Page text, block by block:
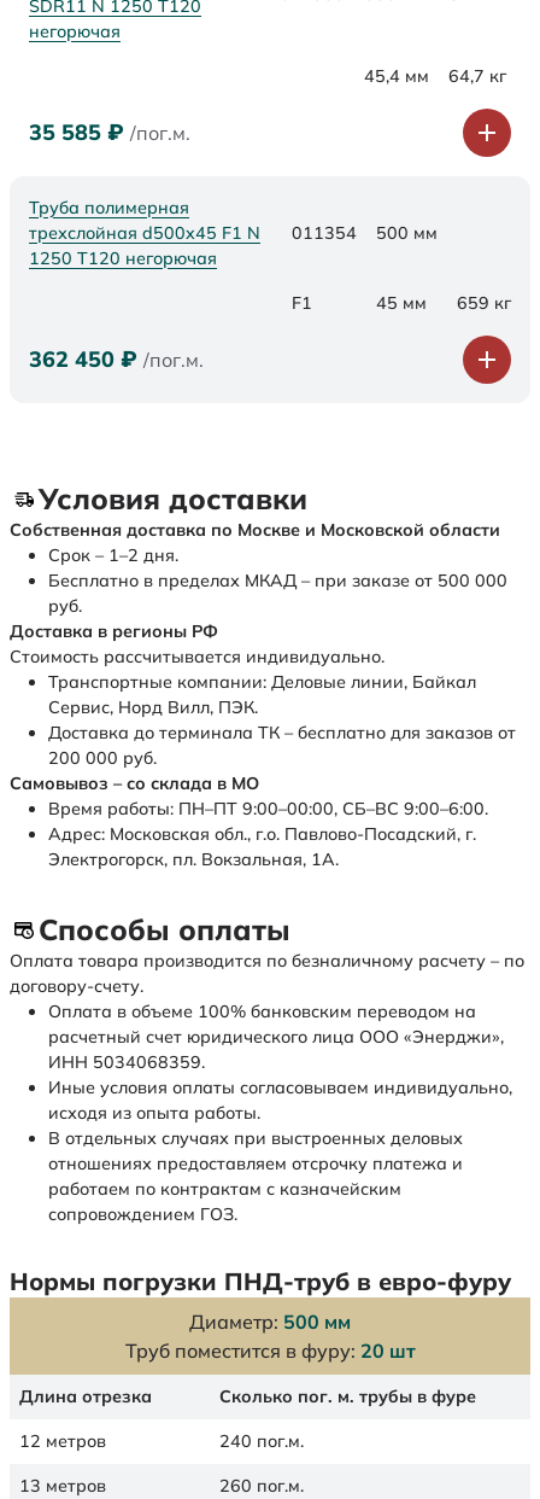
SDR11 N 1250 Т120
негорючая
45,4 мм 64,7 кг
35 585 ₽ /пог.м.
Труба полимерная
трехслойная d500x45 F1 N
1250 Т120 негорючая
011354 500 мм
F1 45 мм 659 кг
362 450 ₽ /пог.м.
Условия доставки
Собственная доставка по Москве и Московской области
Срок – 1–2 дня.
Бесплатно в пределах МКАД – при заказе от 500 000
руб.
Доставка в регионы РФ
Стоимость рассчитывается индивидуально.
Транспортные компании: Деловые линии, Байкал
Сервис, Норд Вилл, ПЭК.
Доставка до терминала ТК – бесплатно для заказов от
200 000 руб.
Самовывоз – со склада в МО
Время работы: ПН–ПТ 9:00–00:00, СБ–ВС 9:00–6:00.
Адрес: Московская обл., г.о. Павлово-Посадский, г.
Электрогорск, пл. Вокзальная, 1А.
Способы оплаты
Оплата товара производится по безналичному расчету – по
договору-счету.
Оплата в объеме 100% банковским переводом на
расчетный счет юридического лица ООО «Энерджи»,
ИНН 5034068359.
Иные условия оплаты согласовываем индивидуально,
исходя из опыта работы.
В отдельных случаях при выстроенных деловых
отношениях предоставляем отсрочку платежа и
работаем по контрактам с казначейским
сопровождением ГОЗ.
Нормы погрузки ПНД-труб в евро-фуру
Диаметр: 500 мм
Труб поместится в фуру: 20 шт
Длина отрезка Сколько пог. м. трубы в фуре
12 метров 240 пог.м.
13 метров 260 пог.м.